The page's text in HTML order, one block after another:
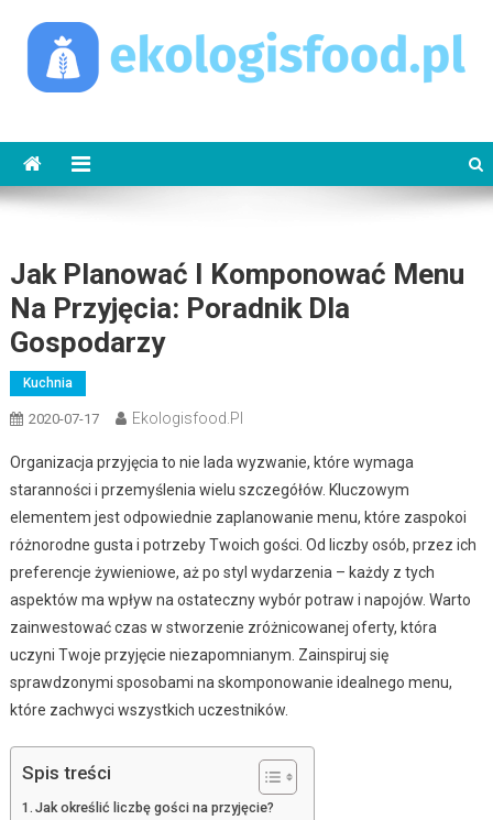
content
Jak Planować I Komponować Menu
Na Przyjęcia: Poradnik Dla
Gospodarzy
Kuchnia
2020-07-17 Ekologisfood.pl
Organizacja przyjęcia to nie lada wyzwanie, które wymaga
staranności i przemyślenia wielu szczegółów. Kluczowym
elementem jest odpowiednie zaplanowanie menu, które zaspokoi
różnorodne gusta i potrzeby Twoich gości. Od liczby osób, przez ich
preferencje żywieniowe, aż po styl wydarzenia – każdy z tych
aspektów ma wpływ na ostateczny wybór potraw i napojów. Warto
zainwestować czas w stworzenie zróżnicowanej oferty, która
uczyni Twoje przyjęcie niezapomnianym. Zainspiruj się
sprawdzonymi sposobami na skomponowanie idealnego menu,
które zachwyci wszystkich uczestników.
Spis treści
Jak określić liczbę gości na przyjęcie?